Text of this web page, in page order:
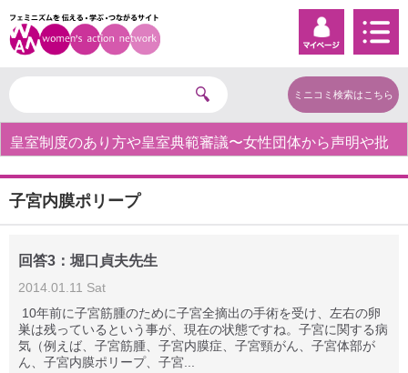
ミニコミ検索はこちら
皇室制度のあり方や皇室典範審議〜女性団体から声明や批
子宮内膜ポリープ
回答3：堀口貞夫先生
2014.01.11 Sat
10年前に子宮筋腫のために子宮全摘出の手術を受け、左右の卵
巣は残っているという事が、現在の状態ですね。子宮に関する病
気（例えば、子宮筋腫、子宮内膜症、子宮頸がん、子宮体部が
ん、子宮内膜ポリープ、子宮...